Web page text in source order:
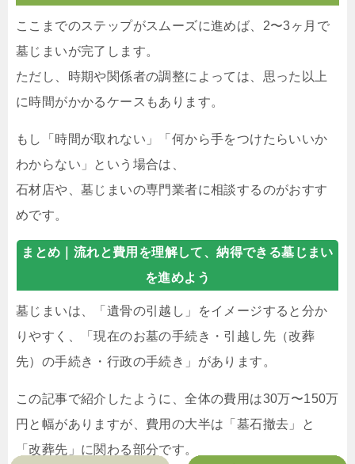
ここまでのステップがスムーズに進めば、2〜3ヶ月で
墓じまいが完了します。
ただし、時期や関係者の調整によっては、思った以上
に時間がかかるケースもあります。
もし「時間が取れない」「何から手をつけたらいいか
わからない」という場合は、
石材店や、墓じまいの専門業者に相談するのがおすす
めです。
まとめ｜ 流れと費用を理解して、納得できる墓じまい
を進めよう
墓じまいは、「遺骨の引越し」をイメージすると分か
りやすく、「現在のお墓の手続き・引越し先（改葬
先）の手続き・行政の手続き」があります。
この記事で紹介したように、全体の費用は30万〜150万
円と幅がありますが、費用の大半は「墓石撤去」と
「改葬先」に関わる部分です。